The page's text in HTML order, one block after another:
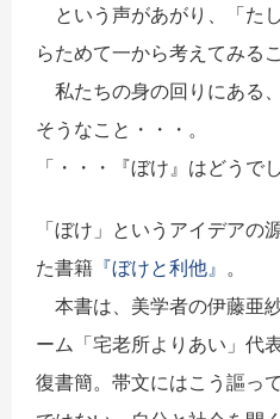
という声があがり、「た
らためて一から考えてみる
私たちの身の回りにある
そうなこと・・・。
「・・・『ぼけ』はどうで
「ぼけ」というアイデアの
た書籍 『ぼけと利他』 。
本書は、美学者の伊藤亜
ーム「宅老所よりあい」代
復書簡。帯文にはこう謳っ